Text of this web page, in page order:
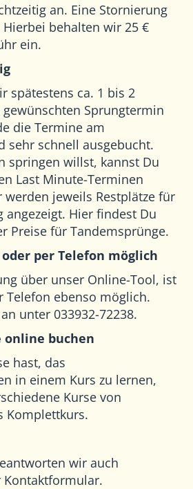
an. Eine Stornierung
behalten wir 25 €
ein.
spätestens ca. 1 bis 2
Sprungtermin
die Termine am
sehr schnell ausgebucht.
springen willst, kannst Du
Last Minute-Terminen
werden jeweils Restplätze für
angezeigt. Hier findest Du
Preise für Tandemsprünge.
per Telefon möglich
über unser Online-Tool, ist
Telefon ebenso möglich.
unter 033932-72238.
online buchen
hast, das
in einem Kurs zu lernen,
Kurse von
Komplettkurs.
wir auch
Kontaktformular.